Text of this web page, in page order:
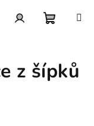
košík
z šípků